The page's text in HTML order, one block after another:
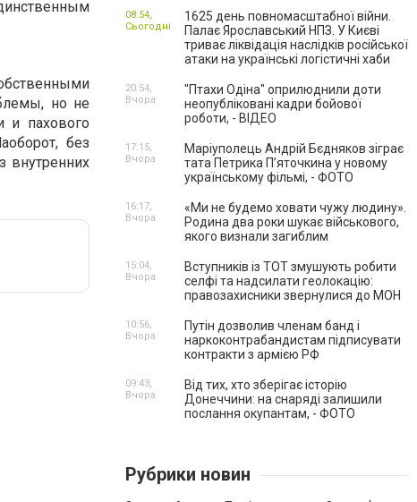
но не
и пахового
без
внутренних
1625 день повномасштабної війни.
Палає Ярославський НПЗ. У Києві
триває ліквідація наслідків російської
атаки на українські логістичні хаби
08:54,
Сьогодні
"Птахи Одіна" оприлюднили доти
неопубліковані кадри бойової
роботи, - ВІДЕО
20:54,
Вчора
Маріуполець Андрій Бєдняков зіграє
тата Петрика П’яточкина у новому
українському фільмі, - ФОТО
17:15,
Вчора
«Ми не будемо ховати чужу людину».
Родина два роки шукає військового,
якого визнали загиблим
16:17,
Вчора
Вступників із ТОТ змушують робити
селфі та надсилати геолокацію:
правозахисники звернулися до МОН
15:04,
Вчора
Путін дозволив членам банд і
наркоконтрабандистам підписувати
контракти з армією РФ
10:56,
Вчора
Від тих, хто зберігає історію
Донеччини: на снаряді залишили
послання окупантам, - ФОТО
09:43,
Вчора
Рубрики новин